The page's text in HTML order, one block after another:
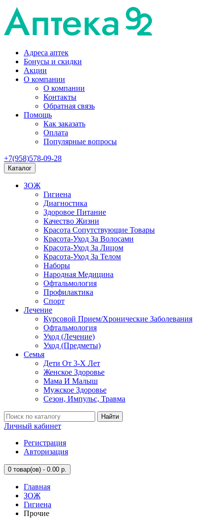
Адреса аптек
Бонусы и скидки
Акции
О компании
О компании
Контакты
Обратная связь
Помощь
Как заказать
Оплата
Популярные вопросы
+7(958)578-09-28
Каталог
ЗОЖ
Гигиена
Диагностика
Здоровое Питание
Качество Жизни
Красота Сопутствующие Товары
Красота-Уход За Волосами
Красота-Уход За Лицом
Красота-Уход За Телом
Наборы
Народная Медицина
Офтальмология
Профилактика
Спорт
Лечение
Курсовой Прием/Хронические Заболевания
Офтальмология
Уход (Лечение)
Уход (Предметы)
Семья
Дети От 3-Х Лет
Женское Здоровье
Мама И Малыш
Мужское Здоровье
Сезон, Импульс, Травма
Найти
Личный кабинет
Регистрация
Авторизация
0 товар(ов) - 0.00 р.
Главная
ЗОЖ
Гигиена
Прочие